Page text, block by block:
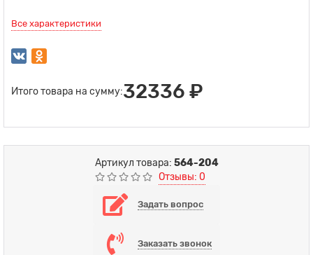
Все характеристики
Итого товара на сумму:32336 ₽
Артикул товара: 564-204
Отзывы: 0
Задать вопрос
Заказать звонок